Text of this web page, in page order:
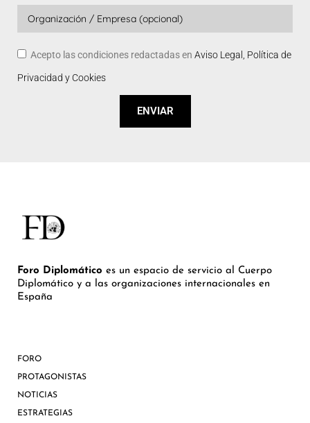
Acepto las condiciones redactadas en Aviso Legal, Política de
Privacidad y Cookies
ENVIAR
Foro Diplomático es un espacio de servicio al Cuerpo
Diplomático y a las organizaciones internacionales en
España
FORO
PROTAGONISTAS
NOTICIAS
ESTRATEGIAS